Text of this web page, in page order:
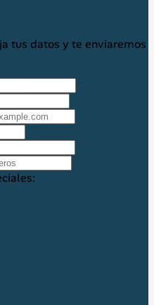
tus datos y te enviaremos